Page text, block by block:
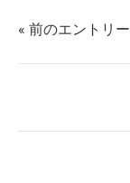
« 前のエントリー